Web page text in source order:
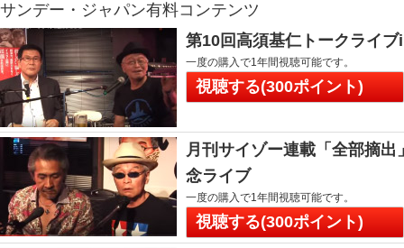
サンデー・ジャパン有料コンテンツ
第10回高須基仁トークライ
一度の購入で1年間視聴可能です。
視聴する(300ポイント)
月刊サイゾー連載「全部摘
念ライブ
一度の購入で1年間視聴可能です。
視聴する(300ポイント)